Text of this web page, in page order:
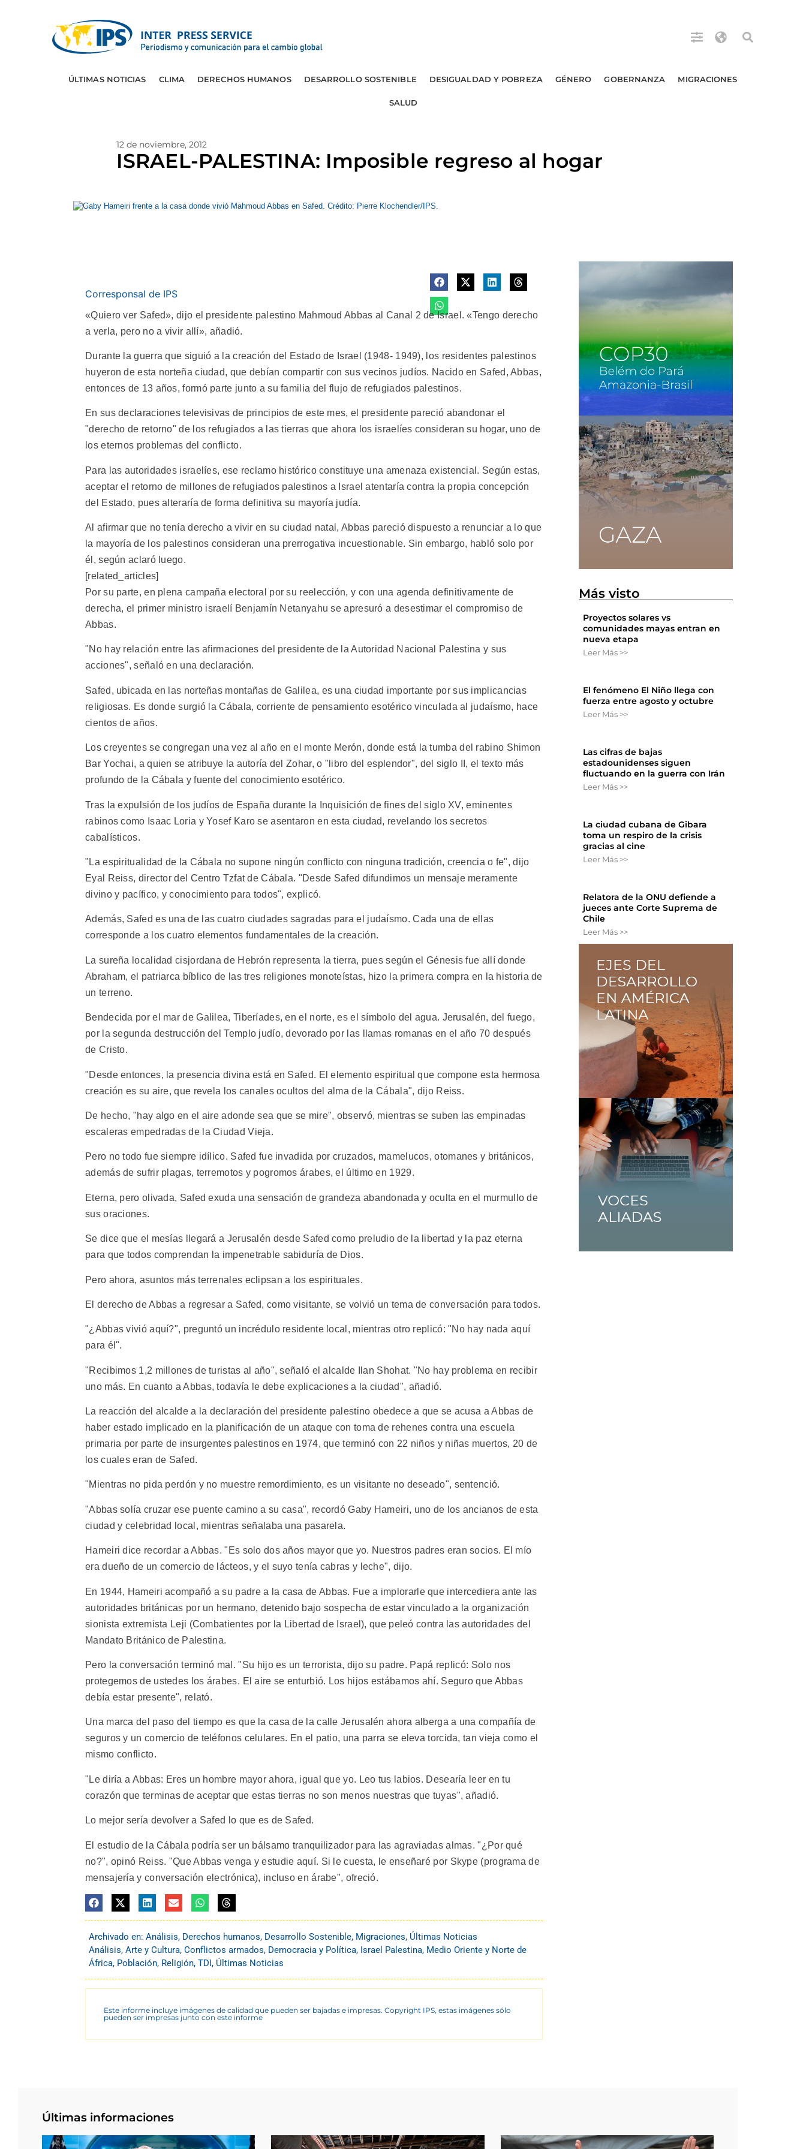
ÚLTIMAS NOTICIAS CLIMA DERECHOS HUMANOS DESARROLLO SOSTENIBLE DESIGUALDAD Y POBREZA GÉNERO GOBERNANZA MIGRACIONES
SALUD
12 de noviembre, 2012
ISRAEL-PALESTINA: Imposible regreso al hogar
Corresponsal de IPS
«Quiero ver Safed», dijo el presidente palestino Mahmoud Abbas al Canal 2 de Israel. «Tengo derecho
a verla, pero no a vivir allí», añadió.
Durante la guerra que siguió a la creación del Estado de Israel (1948- 1949), los residentes palestinos
huyeron de esta norteña ciudad, que debían compartir con sus vecinos judíos. Nacido en Safed, Abbas,
entonces de 13 años, formó parte junto a su familia del flujo de refugiados palestinos.
En sus declaraciones televisivas de principios de este mes, el presidente pareció abandonar el
"derecho de retorno" de los refugiados a las tierras que ahora los israelíes consideran su hogar, uno de
los eternos problemas del conflicto.
Para las autoridades israelíes, ese reclamo histórico constituye una amenaza existencial. Según estas,
aceptar el retorno de millones de refugiados palestinos a Israel atentaría contra la propia concepción
del Estado, pues alteraría de forma definitiva su mayoría judía.
Al afirmar que no tenía derecho a vivir en su ciudad natal, Abbas pareció dispuesto a renunciar a lo que
la mayoría de los palestinos consideran una prerrogativa incuestionable. Sin embargo, habló solo por
él, según aclaró luego.
[related_articles]
Por su parte, en plena campaña electoral por su reelección, y con una agenda definitivamente de
derecha, el primer ministro israelí Benjamín Netanyahu se apresuró a desestimar el compromiso de
Abbas.
"No hay relación entre las afirmaciones del presidente de la Autoridad Nacional Palestina y sus
acciones", señaló en una declaración.
Safed, ubicada en las norteñas montañas de Galilea, es una ciudad importante por sus implicancias
religiosas. Es donde surgió la Cábala, corriente de pensamiento esotérico vinculada al judaísmo, hace
cientos de años.
Los creyentes se congregan una vez al año en el monte Merón, donde está la tumba del rabino Shimon
Bar Yochai, a quien se atribuye la autoría del Zohar, o "libro del esplendor", del siglo II, el texto más
profundo de la Cábala y fuente del conocimiento esotérico.
Tras la expulsión de los judíos de España durante la Inquisición de fines del siglo XV, eminentes
rabinos como Isaac Loria y Yosef Karo se asentaron en esta ciudad, revelando los secretos
cabalísticos.
"La espiritualidad de la Cábala no supone ningún conflicto con ninguna tradición, creencia o fe", dijo
Eyal Reiss, director del Centro Tzfat de Cábala. "Desde Safed difundimos un mensaje meramente
divino y pacífico, y conocimiento para todos", explicó.
Además, Safed es una de las cuatro ciudades sagradas para el judaísmo. Cada una de ellas
corresponde a los cuatro elementos fundamentales de la creación.
La sureña localidad cisjordana de Hebrón representa la tierra, pues según el Génesis fue allí donde
Abraham, el patriarca bíblico de las tres religiones monoteístas, hizo la primera compra en la historia de
un terreno.
Bendecida por el mar de Galilea, Tiberíades, en el norte, es el símbolo del agua. Jerusalén, del fuego,
por la segunda destrucción del Templo judío, devorado por las llamas romanas en el año 70 después
de Cristo.
"Desde entonces, la presencia divina está en Safed. El elemento espiritual que compone esta hermosa
creación es su aire, que revela los canales ocultos del alma de la Cábala", dijo Reiss.
De hecho, "hay algo en el aire adonde sea que se mire", observó, mientras se suben las empinadas
escaleras empedradas de la Ciudad Vieja.
Pero no todo fue siempre idílico. Safed fue invadida por cruzados, mamelucos, otomanes y británicos,
además de sufrir plagas, terremotos y pogromos árabes, el último en 1929.
Eterna, pero olivada, Safed exuda una sensación de grandeza abandonada y oculta en el murmullo de
sus oraciones.
Se dice que el mesías llegará a Jerusalén desde Safed como preludio de la libertad y la paz eterna
para que todos comprendan la impenetrable sabiduría de Dios.
Pero ahora, asuntos más terrenales eclipsan a los espirituales.
El derecho de Abbas a regresar a Safed, como visitante, se volvió un tema de conversación para todos.
"¿Abbas vivió aquí?", preguntó un incrédulo residente local, mientras otro replicó: "No hay nada aquí
para él".
"Recibimos 1,2 millones de turistas al año", señaló el alcalde Ilan Shohat. "No hay problema en recibir
uno más. En cuanto a Abbas, todavía le debe explicaciones a la ciudad", añadió.
La reacción del alcalde a la declaración del presidente palestino obedece a que se acusa a Abbas de
haber estado implicado en la planificación de un ataque con toma de rehenes contra una escuela
primaria por parte de insurgentes palestinos en 1974, que terminó con 22 niños y niñas muertos, 20 de
los cuales eran de Safed.
"Mientras no pida perdón y no muestre remordimiento, es un visitante no deseado", sentenció.
"Abbas solía cruzar ese puente camino a su casa", recordó Gaby Hameiri, uno de los ancianos de esta
ciudad y celebridad local, mientras señalaba una pasarela.
Hameiri dice recordar a Abbas. "Es solo dos años mayor que yo. Nuestros padres eran socios. El mío
era dueño de un comercio de lácteos, y el suyo tenía cabras y leche", dijo.
En 1944, Hameiri acompañó a su padre a la casa de Abbas. Fue a implorarle que intercediera ante las
autoridades británicas por un hermano, detenido bajo sospecha de estar vinculado a la organización
sionista extremista Leji (Combatientes por la Libertad de Israel), que peleó contra las autoridades del
Mandato Británico de Palestina.
Pero la conversación terminó mal. "Su hijo es un terrorista, dijo su padre. Papá replicó: Solo nos
protegemos de ustedes los árabes. El aire se enturbió. Los hijos estábamos ahí. Seguro que Abbas
debía estar presente", relató.
Una marca del paso del tiempo es que la casa de la calle Jerusalén ahora alberga a una compañía de
seguros y un comercio de teléfonos celulares. En el patio, una parra se eleva torcida, tan vieja como el
mismo conflicto.
"Le diría a Abbas: Eres un hombre mayor ahora, igual que yo. Leo tus labios. Desearía leer en tu
corazón que terminas de aceptar que estas tierras no son menos nuestras que tuyas", añadió.
Lo mejor sería devolver a Safed lo que es de Safed.
El estudio de la Cábala podría ser un bálsamo tranquilizador para las agraviadas almas. "¿Por qué
no?", opinó Reiss. "Que Abbas venga y estudie aquí. Si le cuesta, le enseñaré por Skype (programa de
mensajería y conversación electrónica), incluso en árabe", ofreció.
Archivado en: Análisis, Derechos humanos, Desarrollo Sostenible, Migraciones, Últimas Noticias
Análisis, Arte y Cultura, Conflictos armados, Democracia y Política, Israel Palestina, Medio Oriente y Norte de
África, Población, Religión, TDI, Últimas Noticias
Este informe incluye imágenes de calidad que pueden ser bajadas e impresas. Copyright IPS, estas imágenes sólo
pueden ser impresas junto con este informe
Más visto
Proyectos solares vs
comunidades mayas entran en
nueva etapa
Leer Más >>
El fenómeno El Niño llega con
fuerza entre agosto y octubre
Leer Más >>
Las cifras de bajas
estadounidenses siguen
fluctuando en la guerra con Irán
Leer Más >>
La ciudad cubana de Gibara
toma un respiro de la crisis
gracias al cine
Leer Más >>
Relatora de la ONU defiende a
jueces ante Corte Suprema de
Chile
Leer Más >>
Últimas informaciones